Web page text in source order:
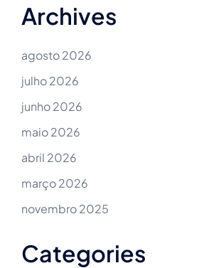
Archives
agosto 2026
julho 2026
junho 2026
maio 2026
abril 2026
março 2026
novembro 2025
Categories